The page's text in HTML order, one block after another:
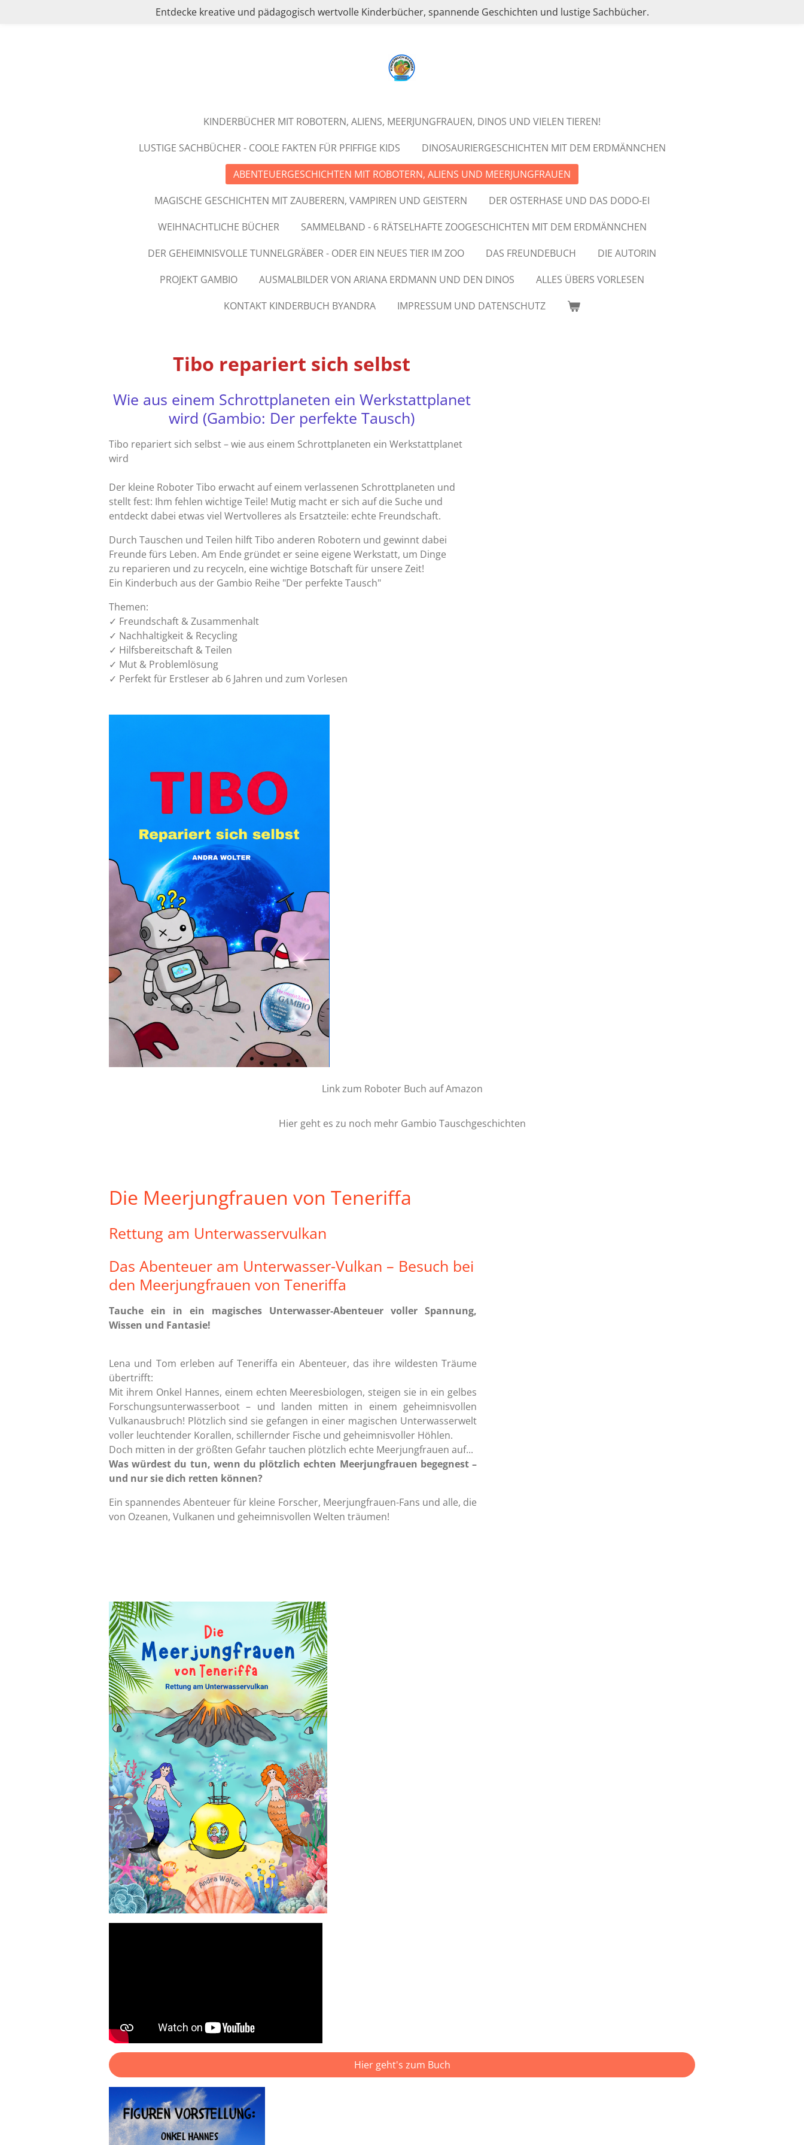
Entdecke kreative und pädagogisch wertvolle Kinderbücher, spannende Geschichten und lustige Sachbücher.
KINDERBÜCHER MIT ROBOTERN, ALIENS, MEERJUNGFRAUEN, DINOS UND VIELEN TIEREN!
LUSTIGE SACHBÜCHER - COOLE FAKTEN FÜR PFIFFIGE KIDS
DINOSAURIERGESCHICHTEN MIT DEM ERDMÄNNCHEN
ABENTEUERGESCHICHTEN MIT ROBOTERN, ALIENS UND MEERJUNGFRAUEN
MAGISCHE GESCHICHTEN MIT ZAUBERERN, VAMPIREN UND GEISTERN
DER OSTERHASE UND DAS DODO-EI
WEIHNACHTLICHE BÜCHER
SAMMELBAND - 6 RÄTSELHAFTE ZOOGESCHICHTEN MIT DEM ERDMÄNNCHEN
DER GEHEIMNISVOLLE TUNNELGRÄBER - ODER EIN NEUES TIER IM ZOO
DAS FREUNDEBUCH
DIE AUTORIN
PROJEKT GAMBIO
AUSMALBILDER VON ARIANA ERDMANN UND DEN DINOS
ALLES ÜBERS VORLESEN
KONTAKT KINDERBUCH BYANDRA
IMPRESSUM UND DATENSCHUTZ
Tibo repariert sich selbst
Wie aus einem Schrottplaneten ein Werkstattplanet
wird (Gambio: Der perfekte Tausch)
Tibo repariert sich selbst – wie aus einem Schrottplaneten ein Werkstattplanet
wird
Der kleine Roboter Tibo erwacht auf einem verlassenen Schrottplaneten und
stellt fest: Ihm fehlen wichtige Teile! Mutig macht er sich auf die Suche und
entdeckt dabei etwas viel Wertvolleres als Ersatzteile: echte Freundschaft.
Durch Tauschen und Teilen hilft Tibo anderen Robotern und gewinnt dabei
Freunde fürs Leben. Am Ende gründet er seine eigene Werkstatt, um Dinge
zu reparieren und zu recyceln, eine wichtige Botschaft für unsere Zeit!
Ein Kinderbuch aus der Gambio Reihe "Der perfekte Tausch"
Themen:
✓ Freundschaft & Zusammenhalt
✓ Nachhaltigkeit & Recycling
✓ Hilfsbereitschaft & Teilen
✓ Mut & Problemlösung
✓ Perfekt für Erstleser ab 6 Jahren und zum Vorlesen
Link zum Roboter Buch auf Amazon
Hier geht es zu noch mehr Gambio Tauschgeschichten
Die Meerjungfrauen von Teneriffa
Rettung am Unterwasservulkan
Das Abenteuer am Unterwasser-Vulkan – Besuch bei
den Meerjungfrauen von Teneriffa
Tauche ein in ein magisches Unterwasser-Abenteuer voller Spannung,
Wissen und Fantasie!
Lena und Tom erleben auf Teneriffa ein Abenteuer, das ihre wildesten Träume
übertrifft:
Mit ihrem Onkel Hannes, einem echten Meeresbiologen, steigen sie in ein gelbes
Forschungsunterwasserboot – und landen mitten in einem geheimnisvollen
Vulkanausbruch! Plötzlich sind sie gefangen in einer magischen Unterwasserwelt
voller leuchtender Korallen, schillernder Fische und geheimnisvoller Höhlen.
Doch mitten in der größten Gefahr tauchen plötzlich echte Meerjungfrauen auf...
Was würdest du tun, wenn du plötzlich echten Meerjungfrauen begegnest –
und nur sie dich retten können?
Ein spannendes Abenteuer für kleine Forscher, Meerjungfrauen-Fans und alle, die
von Ozeanen, Vulkanen und geheimnisvollen Welten träumen!
Hier geht's zum Buch